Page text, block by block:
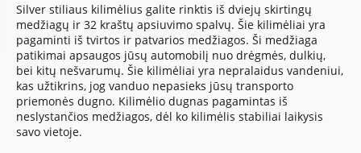
Silver stiliaus kilimėlius galite rinktis iš dviejų skirtingų
medžiagų ir 32 kraštų apsiuvimo spalvų. Šie kilimėliai yra
pagaminti iš tvirtos ir patvarios medžiagos. Ši medžiaga
patikimai apsaugos jūsų automobilį nuo drėgmės, dulkių,
bei kitų nešvarumų. Šie kilimėliai yra nepralaidus vandeniui,
kas užtikrins, jog vanduo nepasieks jūsų transporto
priemonės dugno. Kilimėlio dugnas pagamintas iš
neslystančios medžiagos, dėl ko kilimėlis stabiliai laikysis
savo vietoje.